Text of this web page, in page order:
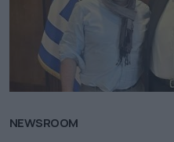
NEWSROOM